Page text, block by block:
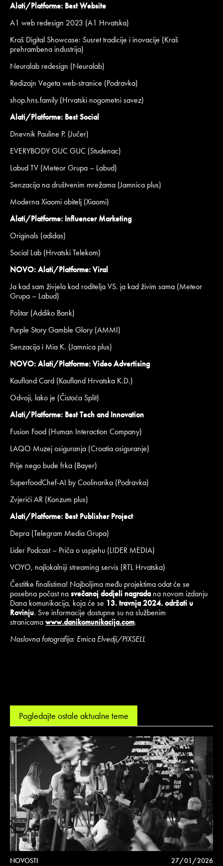
Alati/Platforme: Best Website
A1 web redesign 2023 (A1 Hrvatska)
Kraš Digital Showcase: Susret tradicije i inovacije (Kraš
prehrambena industrija)
Neuralab redesign (Neuralab)
Redizajn Vegeta web-stranice (Podravka)
shop.hns.family (Hrvatski nogometni savez)
Alati/Platforme: Best Social
Dnevnik Pauline P. (Jučer)
EVERYBODY GUC GUC (Studenac)
Labud TV (Meteor Grupa – Labud)
Senzacija na društvenim mrežama (Jamnica plus)
Moderna Xiaomi obitelj (Xiaomi)
Alati/Platforme: Influencer Marketing
Originals (adidas)
Social Lab (Hrvatski Telekom)
NOVO: Alati/Platforme: Viral
Ja kad sam živjela kod roditelja VS. ja kad živim sama (Meteor
Grupa – Labud)
Poštar (Addiko Bank)
Purple Story Gamble Glory (AMMI)
Senzacija i Mia K. (Jamnica plus)
NOVO: Alati/Platforme: Video Advertising
Kaufland Card (Kaufland Hrvatska K.D.)
Odvoji, lako je (Čistoća Split)
Alati/Platforme: Best Tech and Innovation
Fusion Food (Human Interaction Company)
LAQO Muzej osiguranja (Croatia osiguranje)
Prije nego bude frka (Bayer)
SuperfoodChef-AI by Coolinarika (Podravka)
Zvjerići AR (Konzum plus)
Alati/Platforme: Best Publisher Project
Depra (Telegram Media Grupa)
Lider Podcast – Priča o uspjehu (LIDER MEDIA)
VOYO, najlokalniji streaming servis (RTL Hrvatska)
Čestitke finalistima! Najboljima među projektima odat će se
posebna počast nasvečanoj dodjeli nagradana novom izdanju
Dana komunikacija, koja će se 13. travnja 2024. održati u
Rovinju. Sve informacije dostupne su na službenim
stranicamawww.danikomunikacija.com.
Naslovna fotografija: Emica Elvedji/PIXSELL
Pogledajte ostale aktualne teme
NOVOSTI 27/01/2026